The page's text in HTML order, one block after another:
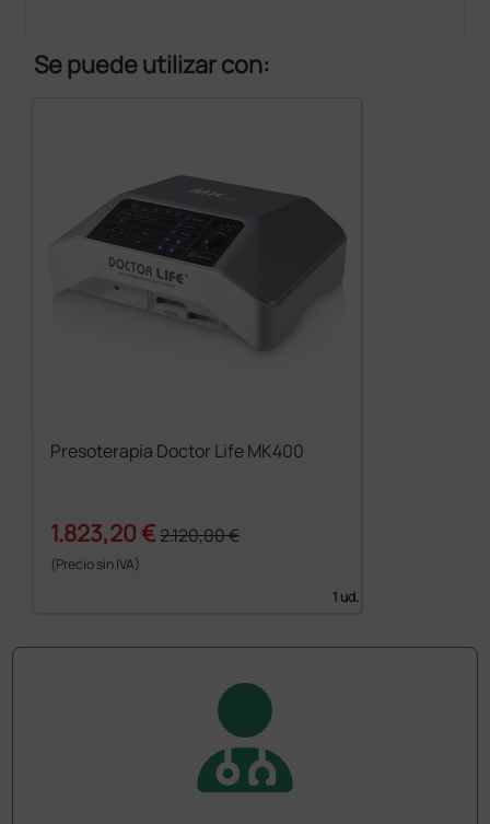
Se puede utilizar con:
Presoterapia Doctor Life MK400
1.823,20 €2.120,00 €
(Precio sin IVA)
1 ud.